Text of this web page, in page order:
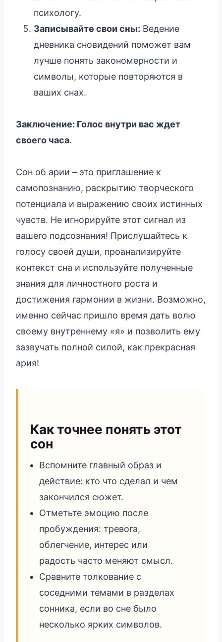
психологу.
Записывайте свои сны: Ведение
дневника сновидений поможет вам
лучше понять закономерности и
символы, которые повторяются в
ваших снах.
Заключение: Голос внутри вас ждет
своего часа.
Сон об арии – это приглашение к
самопознанию, раскрытию творческого
потенциала и выражению своих истинных
чувств. Не игнорируйте этот сигнал из
вашего подсознания! Прислушайтесь к
голосу своей души, проанализируйте
контекст сна и используйте полученные
знания для личностного роста и
достижения гармонии в жизни. Возможно,
именно сейчас пришло время дать волю
своему внутреннему «я» и позволить ему
зазвучать полной силой, как прекрасная
ария!
Как точнее понять этот
сон
Вспомните главный образ и
действие: кто что сделал и чем
закончился сюжет.
Отметьте эмоцию после
пробуждения: тревога,
облегчение, интерес или
радость часто меняют смысл.
Сравните толкование с
соседними темами в разделах
сонника, если во сне было
несколько ярких символов.